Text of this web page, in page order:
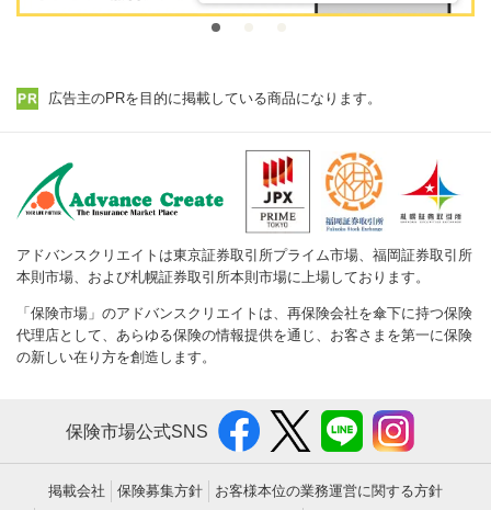
広告主のPRを目的に掲載している商品になります。
アドバンスクリエイトは東京証券取引所プライム市場、福岡証券取引所
本則市場、および札幌証券取引所本則市場に上場しております。
「保険市場」のアドバンスクリエイトは、再保険会社を傘下に持つ保険
代理店として、あらゆる保険の情報提供を通じ、お客さまを第一に保険
の新しい在り方を創造します。
保険市場公式SNS
掲載会社 保険募集方針 お客様本位の業務運営に関する方針